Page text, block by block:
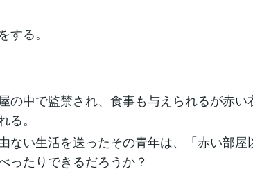
る。
の中で監禁され、食事も与えられるが赤い
。
ない生活を送ったその青年は、「赤い部屋
ったりできるだろうか？